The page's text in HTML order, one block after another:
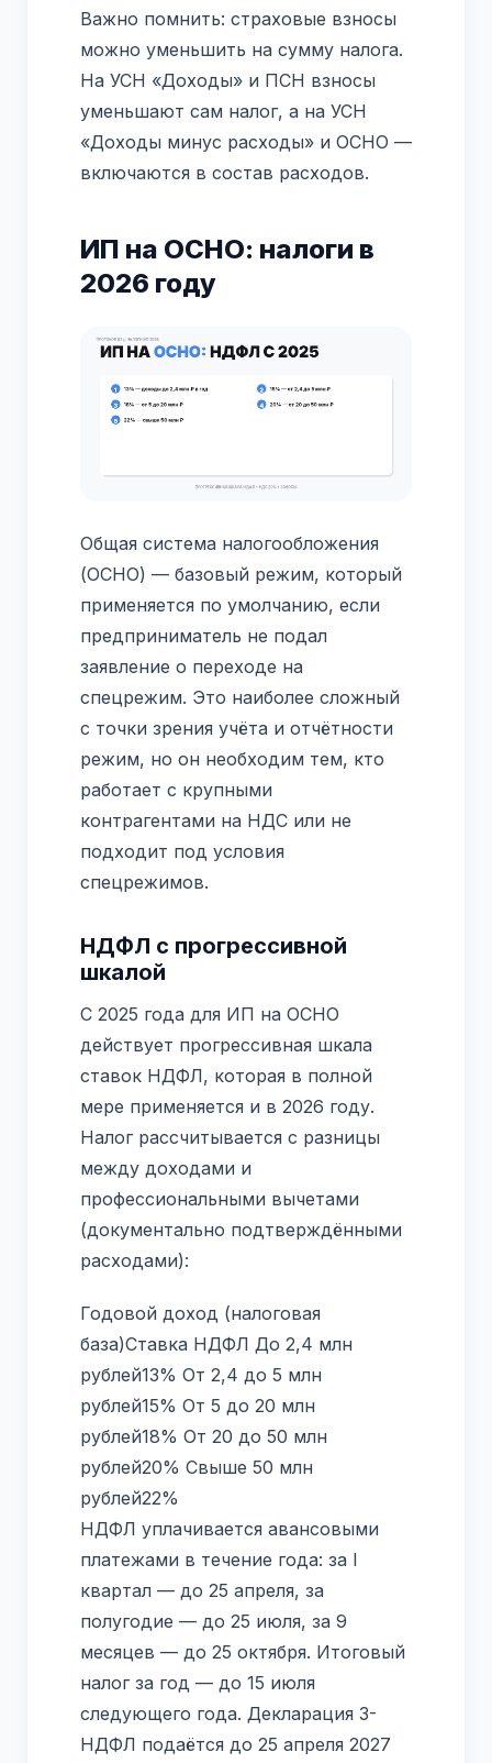
Важно помнить: страховые взносы
можно уменьшить на сумму налога.
На УСН «Доходы» и ПСН взносы
уменьшают сам налог, а на УСН
«Доходы минус расходы» и ОСНО —
включаются в состав расходов.
ИП на ОСНО: налоги в
2026 году
Общая система налогообложения
(ОСНО) — базовый режим, который
применяется по умолчанию, если
предприниматель не подал
заявление о переходе на
спецрежим. Это наиболее сложный
с точки зрения учёта и отчётности
режим, но он необходим тем, кто
работает с крупными
контрагентами на НДС или не
подходит под условия
спецрежимов.
НДФЛ с прогрессивной
шкалой
С 2025 года для ИП на ОСНО
действует прогрессивная шкала
ставок НДФЛ, которая в полной
мере применяется и в 2026 году.
Налог рассчитывается с разницы
между доходами и
профессиональными вычетами
(документально подтверждёнными
расходами):
Годовой доход (налоговая
база)Ставка НДФЛ До 2,4 млн
рублей13% От 2,4 до 5 млн
рублей15% От 5 до 20 млн
рублей18% От 20 до 50 млн
рублей20% Свыше 50 млн
рублей22%
НДФЛ уплачивается авансовыми
платежами в течение года: за I
квартал — до 25 апреля, за
полугодие — до 25 июля, за 9
месяцев — до 25 октября. Итоговый
налог за год — до 15 июля
следующего года. Декларация 3-
НДФЛ подаётся до 25 апреля 2027